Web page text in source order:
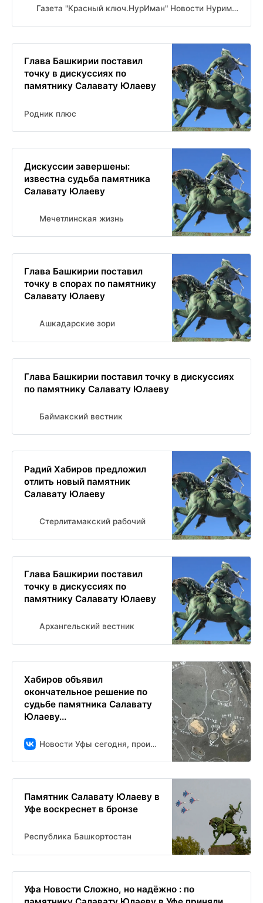
Газета "Красный ключ.НурИман" Новости Нуримановского района
Глава Башкирии поставил
точку в дискуссиях по
памятнику Салавату Юлаеву
Родник плюс
Дискуссии завершены:
известна судьба памятника
Салавату Юлаеву
Мечетлинская жизнь
Глава Башкирии поставил
точку в спорах по памятнику
Салавату Юлаеву
Ашкадарские зори
Глава Башкирии поставил точку в дискуссиях
по памятнику Салавату Юлаеву
Баймакский вестник
Радий Хабиров предложил
отлить новый памятник
Салавату Юлаеву
Стерлитамакский рабочий
Глава Башкирии поставил
точку в дискуссиях по
памятнику Салавату Юлаеву
Архангельский вестник
Хабиров объявил
окончательное решение по
судьбе памятника Салавату
Юлаеву...
Новости Уфы сегодня, происшествия, ЧП и ДТП
Памятник Салавату Юлаеву в
Уфе воскреснет в бронзе
Республика Башкортостан
Уфа Новости Сложно, но надёжно : по